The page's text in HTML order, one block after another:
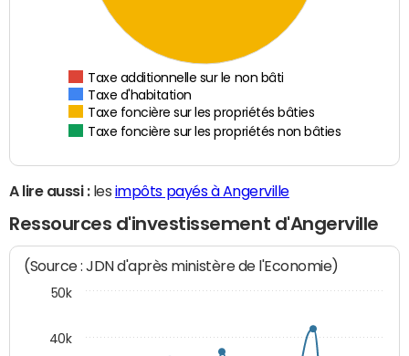
Taxe additionnelle sur le non bâti
Taxe d'habitation
Taxe foncière sur les propriétés bâties
Taxe foncière sur les propriétés non bâties
A lire aussi :les impôts payés à Angerville
Ressources d'investissement d'Angerville
(Source : JDN d'après ministère de l'Economie)
40k
50k